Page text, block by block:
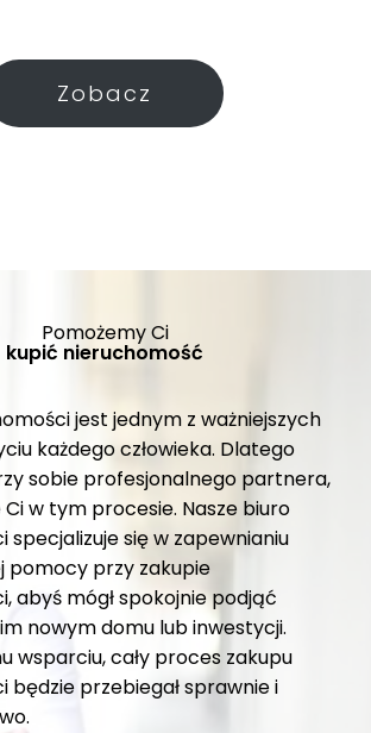
Zobacz
Pomożemy Ci
kupić nieruchomość
jest jednym z ważniejszych
każdego człowieka. Dlatego
sobie profesjonalnego partnera,
w tym procesie. Nasze biuro
specjalizuje się w zapewnianiu
pomocy przy zakupie
abyś mógł spokojnie podjąć
nowym domu lub inwestycji.
wsparciu, cały proces zakupu
będzie przebiegał sprawnie i